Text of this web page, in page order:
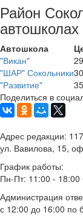
Район
автошколах
Автошкола
"Викан"
"ШАР" Сокольники
"Развитие"
Поделиться в
Адрес редакции:
ул. Вавилова, 15,
График работы:
Пн-Пт: 11:00 -
Администрация
с 12:00 до 16:00 по